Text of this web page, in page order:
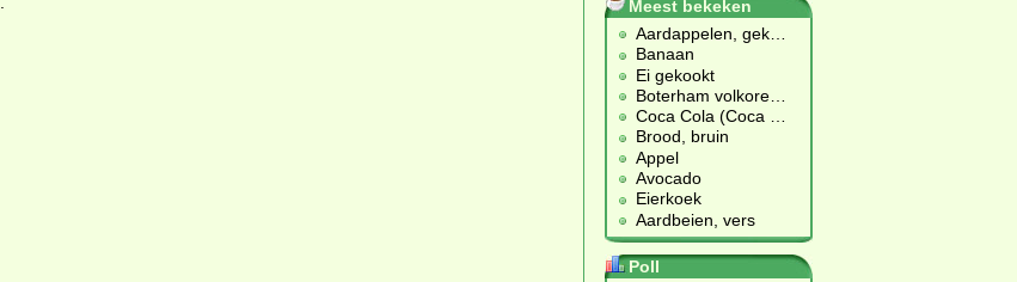
Meest bekeken
Aardappelen, gek
Banaan
Ei gekookt
Boterham volkore
Coca Cola (Coca
Brood, bruin
Appel
Avocado
Eierkoek
Aardbeien, vers
Poll